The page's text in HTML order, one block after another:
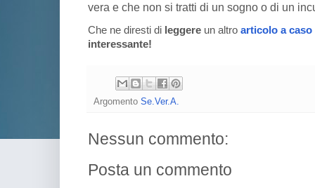
vera e che non si tratti di un sogno o di un
Che ne diresti di leggere un altro articolo a caso
interessante!
Argomento Se.Ver.A.
Nessun commento:
Posta un commento